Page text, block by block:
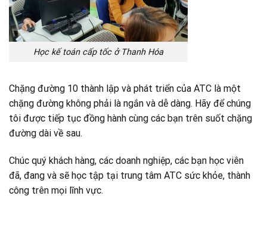
Học kế toán cấp tốc ở Thanh Hóa
Chặng đường 10 thành lập và phát triển của ATC là một
chặng đường không phải là ngắn và dễ dàng. Hãy để chúng
tôi được tiếp tục đồng hành cùng các bạn trên suốt chặng
đường dài về sau.
Chúc quý khách hàng, các doanh nghiệp, các bạn học viên
đã, đang và sẽ học tập tại trung tâm ATC sức khỏe, thành
công trên mọi lĩnh vực.